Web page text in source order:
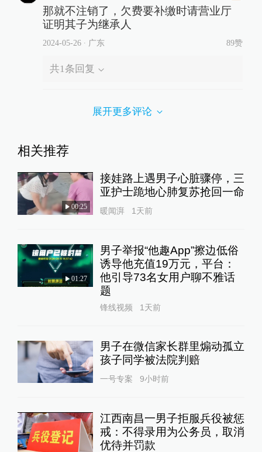
那就不注销了，欠费要补缴时请营业厅
证明其子为继承人
2024-05-26∙ 广东 89赞
共1条回复
展开更多评论
相关推荐
00:25
接娃路上遇男子心脏骤停，三
亚护士跪地心肺复苏抢回一命
暖闻湃 1天前
01:27
男子举报“他趣App”擦边低俗
诱导他充值19万元，平台：
他引导73名女用户聊不雅话
题
锋线视频 1天前
男子在微信家长群里煽动孤立
孩子同学被法院判赔
一号专案 9小时前
江西南昌一男子拒服兵役被惩
戒：不得录用为公务员，取消
优待并罚款